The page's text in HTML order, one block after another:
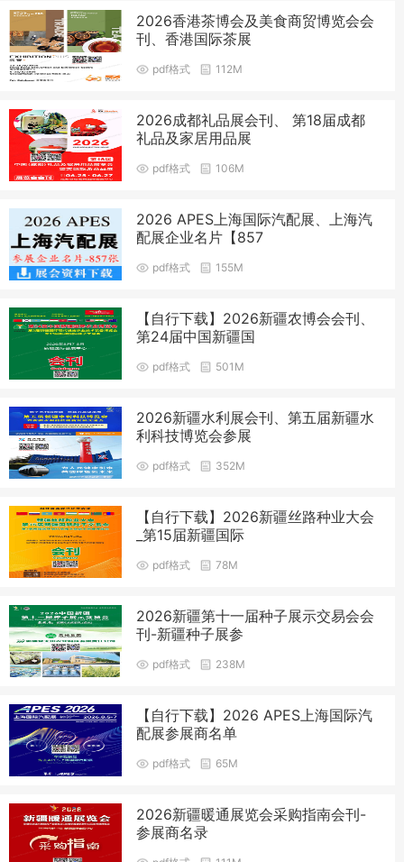
2026香港茶博会及美食商贸博览会会
刊、香港国际茶展
pdf格式 112M
2026成都礼品展会刊、 第18届成都
礼品及家居用品展
pdf格式 106M
2026 APES上海国际汽配展、上海汽
配展企业名片【857
pdf格式 155M
【自行下载】2026新疆农博会会刊、
第24届中国新疆国
pdf格式 501M
2026新疆水利展会刊、第五届新疆水
利科技博览会参展
pdf格式 352M
【自行下载】2026新疆丝路种业大会
_第15届新疆国际
pdf格式 78M
2026新疆第十一届种子展示交易会会
刊-新疆种子展参
pdf格式 238M
【自行下载】2026 APES上海国际汽
配展参展商名单
pdf格式 65M
2026新疆暖通展览会采购指南会刊-
参展商名录